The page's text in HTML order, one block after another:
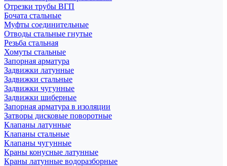
Отрезки трубы ВГП
Бочата стальные
Муфты соединительные
Отводы стальные гнутые
Резьба стальная
Хомуты стальные
Запорная арматура
Задвижки латунные
Задвижки стальные
Задвижки чугунные
Задвижки шиберные
Запорная арматура в изоляции
Затворы дисковые поворотные
Клапаны латунные
Клапаны стальные
Клапаны чугунные
Краны конусные латунные
Краны латунные водоразборные